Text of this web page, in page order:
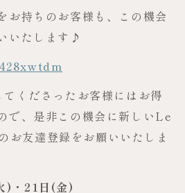
お持ちのお客様も、この機会
いたします♪
くださったお客様にはお得
で、是非この機会に新しいLe
友達登録をお願いいたしま
)・21日(金)